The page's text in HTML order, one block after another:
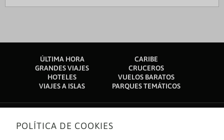
ÚLTIMA HORA
CARIBE
GRANDES VIAJES
CRUCEROS
HOTELES
VUELOS BARATOS
VIAJES A ISLAS
PARQUES TEMÁTICOS
Sobre nosotros
POLÍTICA DE COOKIES